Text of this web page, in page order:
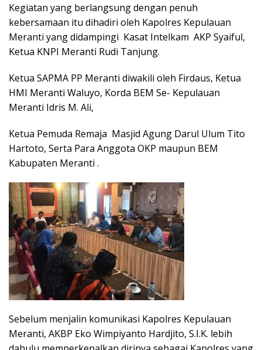
Kegiatan yang berlangsung dengan penuh
kebersamaan itu dihadiri oleh Kapolres Kepulauan
Meranti yang didampingi Kasat Intelkam AKP Syaiful,
Ketua KNPI Meranti Rudi Tanjung.
Ketua SAPMA PP Meranti diwakili oleh Firdaus, Ketua
HMI Meranti Waluyo, Korda BEM Se- Kepulauan
Meranti Idris M. Ali,
Ketua Pemuda Remaja Masjid Agung Darul Ulum Tito
Hartoto, Serta Para Anggota OKP maupun BEM
Kabupaten Meranti .
Sebelum menjalin komunikasi Kapolres Kepulauan
Meranti, AKBP Eko Wimpiyanto Hardjito, S.I.K. lebih